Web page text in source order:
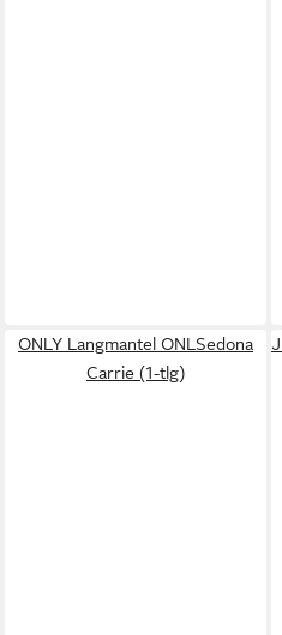
ONLY Langmantel ONLSedona
Carrie (1-tlg)